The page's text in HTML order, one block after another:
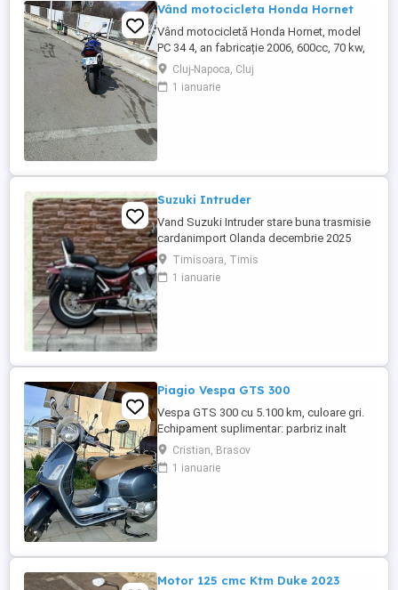
Vând motocicleta Honda Hornet
Vând motocicletă Honda Hornet, model
PC 34 4, an fabricație 2006, 600cc, 70 kw,
98 cp, inspecție tehnică valabilă până în
august 2027 . Preț 1900 euro
Cluj-Napoca, Cluj
1 ianuarie
Suzuki Intruder
Vand Suzuki Intruder stare buna trasmisie
cardanimport Olanda decembrie 2025
inmatriculat RO IN FEBRUARIE Nu raspund
la mesaje.Schimb cu ATV plus sau minus
diferenta
Timisoara, Timis
1 ianuarie
Piagio Vespa GTS 300
Vespa GTS 300 cu 5.100 km, culoare gri.
Echipament suplimentar: parbriz inalt
Faco (montat 2026), geanta portbagaj
Classic; prelungitor scarite pasager;
suspensie fata Bitubo si frane fata spate
Cristian, Brasov
1 ianuarie
Motor 125 cmc Ktm Duke 2023